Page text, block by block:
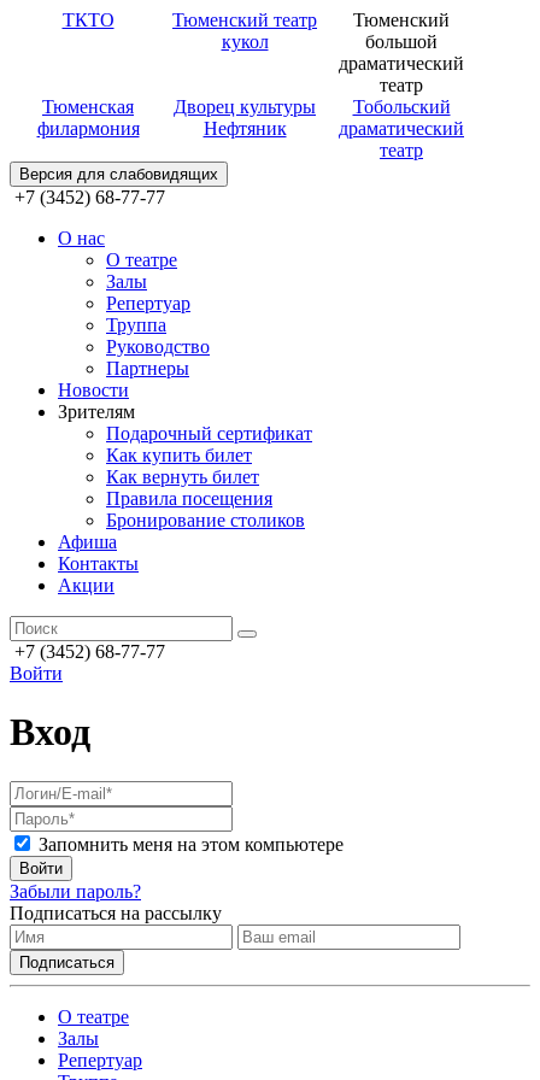
ТКТО
Тюменский театр
кукол
Тюменский
большой
драматический
театр
Тюменская
филармония
Дворец культуры
Нефтяник
Тобольский
драматический
театр
Версия для слабовидящих
+7 (3452) 68-77-77
О нас
О театре
Залы
Репертуар
Труппа
Руководство
Партнеры
Новости
Зрителям
Подарочный сертификат
Как купить билет
Как вернуть билет
Правила посещения
Бронирование столиков
Афиша
Контакты
Акции
+7 (3452) 68-77-77
Войти
Вход
Запомнить меня на этом компьютере
Войти
Забыли пароль?
Подписаться на рассылку
О театре
Залы
Репертуар